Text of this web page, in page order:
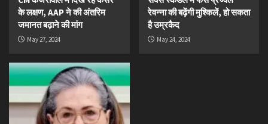
के लक्षण, AAP ने की अंतरिम
जमानत बढ़ाने की मांग
May 27, 2024
रेवन्ना की बढ़ेंगी मुश्किलें, हो सकता
है उम्रकैद
May 24, 2024